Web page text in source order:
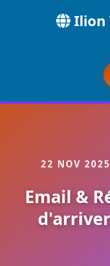
Ilion
22 NOV 2025
Email &